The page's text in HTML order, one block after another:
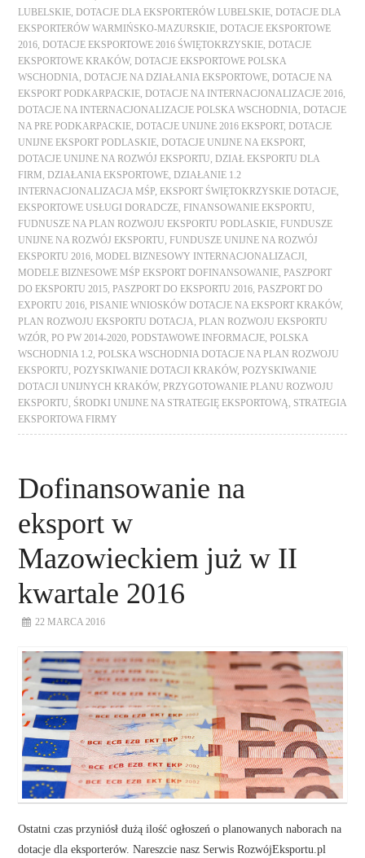
LUBELSKIE ,DOTACJE DLA EKSPORTERÓW LUBELSKIE ,DOTACJE DLA
EKSPORTERÓW WARMIŃSKO-MAZURSKIE ,DOTACJE EKSPORTOWE
2016 ,DOTACJE EKSPORTOWE 2016 ŚWIĘTOKRZYSKIE ,DOTACJE
EKSPORTOWE KRAKÓW,DOTACJE EKSPORTOWE POLSKA
WSCHODNIA ,DOTACJE NA DZIAŁANIA EKSPORTOWE ,DOTACJE NA
EKSPORT PODKARPACKIE ,DOTACJE NA INTERNACJONALIZACJE 2016
DOTACJE NA INTERNACJONALIZACJE POLSKA WSCHODNIA ,DOTACJE
NA PRE PODKARPACKIE ,DOTACJE UNIJNE 2016 EKSPORT,DOTACJE
UNIJNE EKSPORT PODLASKIE ,DOTACJE UNIJNE NA EKSPORT,
DOTACJE UNIJNE NA ROZWÓJ EKSPORTU ,DZIAŁ EKSPORTU DLA
FIRM ,DZIAŁANIA EKSPORTOWE ,DZIAŁANIE 1.2
INTERNACJONALIZACJA MŚP ,EKSPORT ŚWIĘTOKRZYSKIE DOTACJE
EKSPORTOWE USŁUGI DORADCZE ,FINANSOWANIE EKSPORTU
FUDNUSZE NA PLAN ROZWOJU EKSPORTU PODLASKIE ,FUNDUSZE
UNIJNE NA ROZWÓJ EKSPORTU ,FUNDUSZE UNIJNE NA ROZWÓJ
EKSPORTU 2016 ,MODEL BIZNESOWY INTERNACJONALIZACJI
MODELE BIZNESOWE MŚP EKSPORT DOFINANSOWANIE ,PASZPORT
DO EKSPORTU 2015 ,PASZPORT DO EKSPORTU 2016 ,PASZPORT DO
EXPORTU 2016 ,PISANIE WNIOSKÓW DOTACJE NA EKSPORT KRAKÓW,
PLAN ROZWOJU EKSPORTU DOTACJA ,PLAN ROZWOJU EKSPORTU
WZÓR ,PO PW 2014-2020 ,PODSTAWOWE INFORMACJE ,POLSKA
WSCHODNIA 1.2 ,POLSKA WSCHODNIA DOTACJE NA PLAN ROZWOJU
EKSPORTU ,POZYSKIWANIE DOTACJI KRAKÓW,POZYSKIWANIE
DOTACJI UNIJNYCH KRAKÓW,PRZYGOTOWANIE PLANU ROZWOJU
EKSPORTU
ŚRODKI UNIJNE NA STRATEGIĘ EKSPORTOWĄ
STRATEGIA
EKSPORTOWA FIRMY
Dofinansowanie na
eksport w
Mazowieckiem już w II
kwartale 2016
22 MARCA 2016
Ostatni czas przyniósł dużą ilość ogłoszeń o planowanych naborach na
dotacje dla eksporterów. Nareszcie nasz Serwis RozwójEksportu.pl